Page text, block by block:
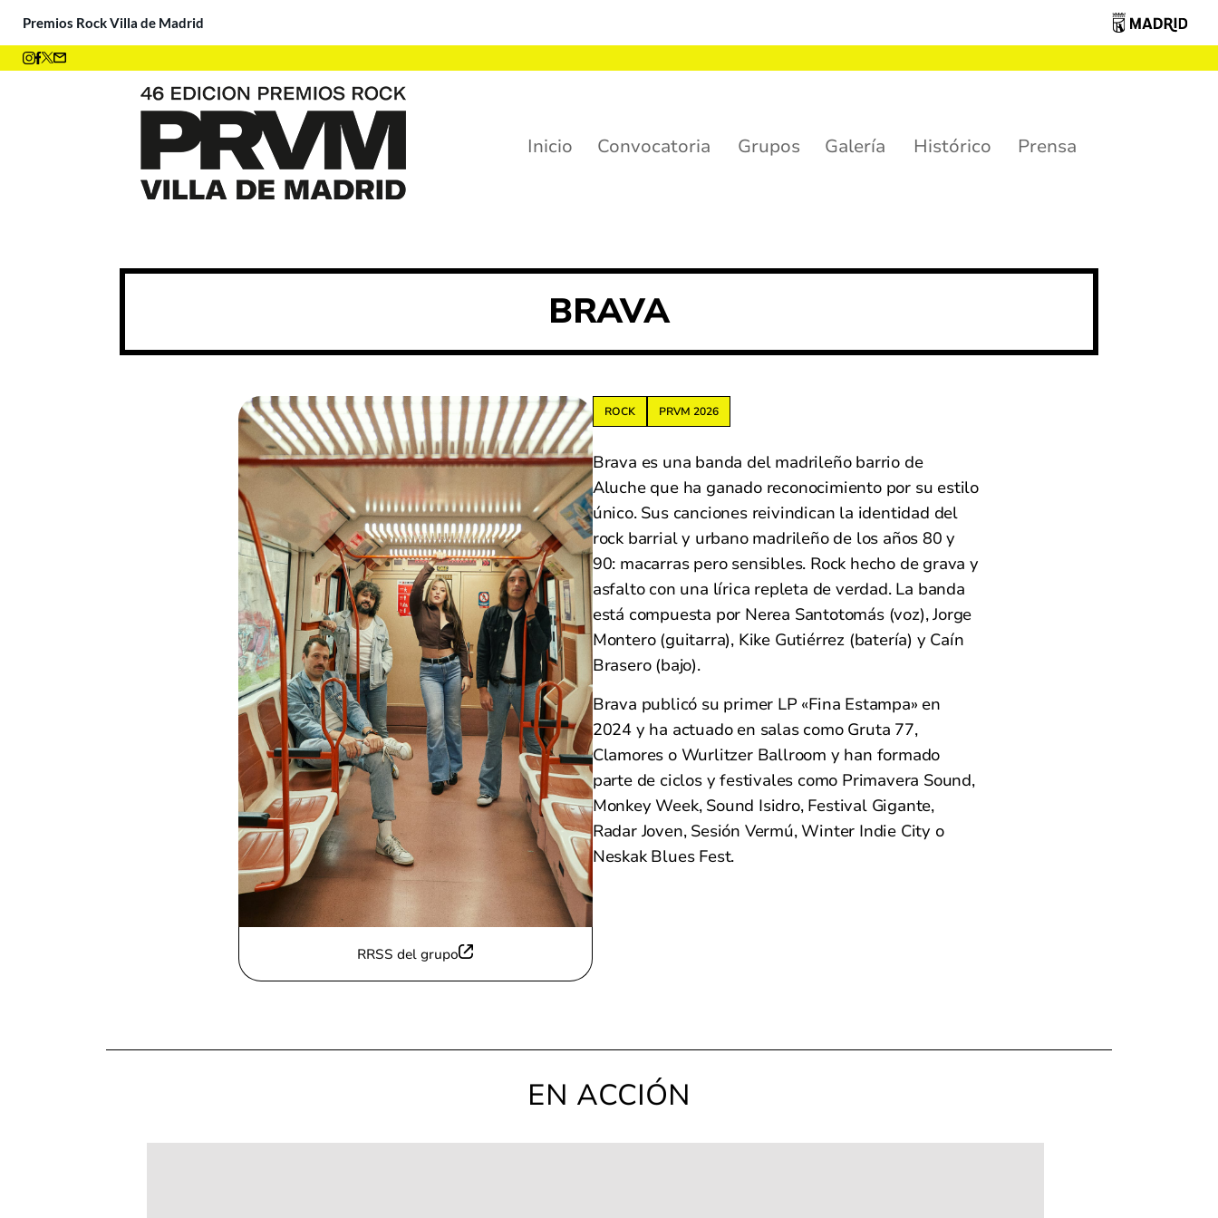
Premios Rock Villa de Madrid
Inicio Convocatoria Grupos Galería Histórico Prensa
¡Ya tenemos ganadores! ¡Muchas felicidades!
BRAVA
RRSS del grupo
ROCK PRVM 2026
Brava es una banda del madrileño barrio de
Aluche que ha ganado reconocimiento por su estilo
único. Sus canciones reivindican la identidad del
rock barrial y urbano madrileño de los años 80 y
90: macarras pero sensibles. Rock hecho de grava y
asfalto con una lírica repleta de verdad. La banda
está compuesta por Nerea Santotomás (voz), Jorge
Montero (guitarra), Kike Gutiérrez (batería) y Caín
Brasero (bajo).
Brava publicó su primer LP «Fina Estampa» en
2024 y ha actuado en salas como Gruta 77,
Clamores o Wurlitzer Ballroom y han formado
parte de ciclos y festivales como Primavera Sound,
Monkey Week, Sound Isidro, Festival Gigante,
Radar Joven, Sesión Vermú, Winter Indie City o
Neskak Blues Fest.
EN ACCIÓN